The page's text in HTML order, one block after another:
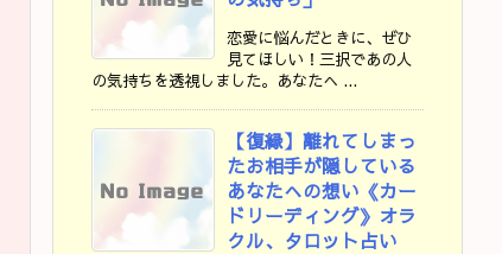
恋愛に悩んだときに、ぜひ
見てほしい！三択であの人
の気持ちを透視しました。あなたへ ...
【復縁】離れてしまっ
たお相手が隠している
あなたへの想い《カー
ドリーディング》オラ
クル、タロット占い